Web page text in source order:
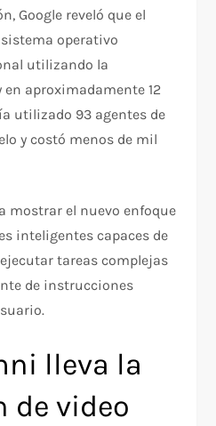
Google reveló que el
operativo
utilizando la
aproximadamente 12
utilizado 93 agentes de
y costó menos de mil
mostrar el nuevo enfoque
inteligentes capaces de
tareas complejas
de instrucciones
lleva la
de video